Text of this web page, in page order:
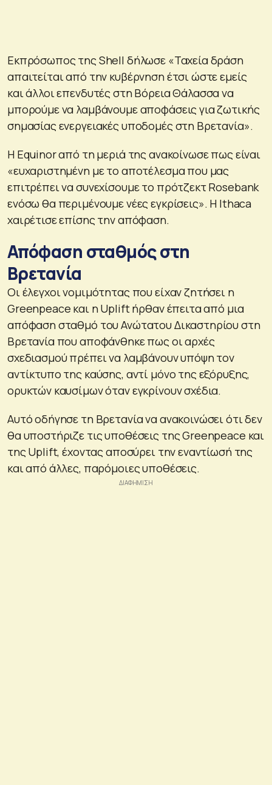
Εκπρόσωπος της Shell δήλωσε «Ταχεία δράση
απαιτείται από την κυβέρνηση έτσι ώστε εμείς
και άλλοι επενδυτές στη Βόρεια Θάλασσα να
μπορούμε να λαμβάνουμε αποφάσεις για ζωτικής
σημασίας ενεργειακές υποδομές στη Βρετανία».
Η Equinor από τη μεριά της ανακοίνωσε πως είναι
«ευχαριστημένη με το αποτέλεσμα που μας
επιτρέπει να συνεχίσουμε το πρότζεκτ Rosebank
ενόσω θα περιμένουμε νέες εγκρίσεις». Η Ithaca
χαιρέτισε επίσης την απόφαση.
Απόφαση σταθμός στη
Βρετανία
Οι έλεγχοι νομιμότητας που είχαν ζητήσει η
Greenpeace και η Uplift ήρθαν έπειτα από μια
απόφαση σταθμό του Ανώτατου Δικαστηρίου στη
Βρετανία που αποφάνθηκε πως οι αρχές
σχεδιασμού πρέπει να λαμβάνουν υπόψη τον
αντίκτυπο της καύσης, αντί μόνο της εξόρυξης,
ορυκτών καυσίμων όταν εγκρίνουν σχέδια.
Αυτό οδήγησε τη Βρετανία να ανακοινώσει ότι δεν
θα υποστήριζε τις υποθέσεις της Greenpeace και
της Uplift, έχοντας αποσύρει την εναντίωσή της
και από άλλες, παρόμοιες υποθέσεις.